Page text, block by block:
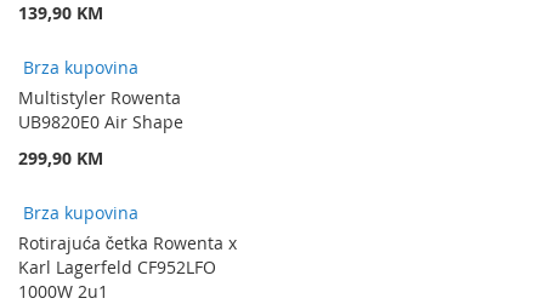
139,90 KM
Brza kupovina
Multistyler Rowenta
UB9820E0 Air Shape
299,90 KM
Brza kupovina
Rotirajuća četka Rowenta x
Karl Lagerfeld CF952LFO
1000W 2u1